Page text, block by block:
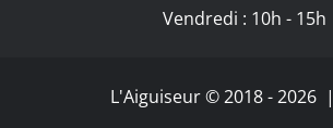
Vendredi : 10h - 15h
L'Aiguiseur © 2018 -2026 |